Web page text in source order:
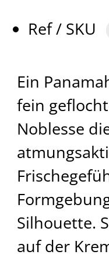
Ref / SKU
Ein
fein
Noblesse
Silhouette.
auf der